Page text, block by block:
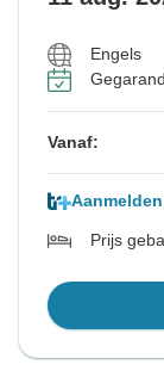
Engels
Vanaf:
Aanmelden
Prijs